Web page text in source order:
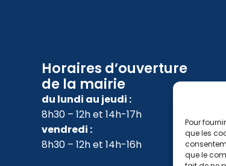
Pour
que les
que le
Horaires d’ouverture
de la mairie
du lundi au jeudi :
8h30 – 12h et 14h-17h
vendredi :
8h30 – 12h et 14h-16h